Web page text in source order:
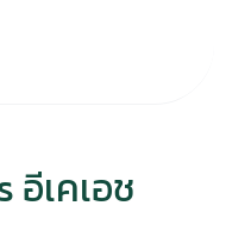
อีเคเอช